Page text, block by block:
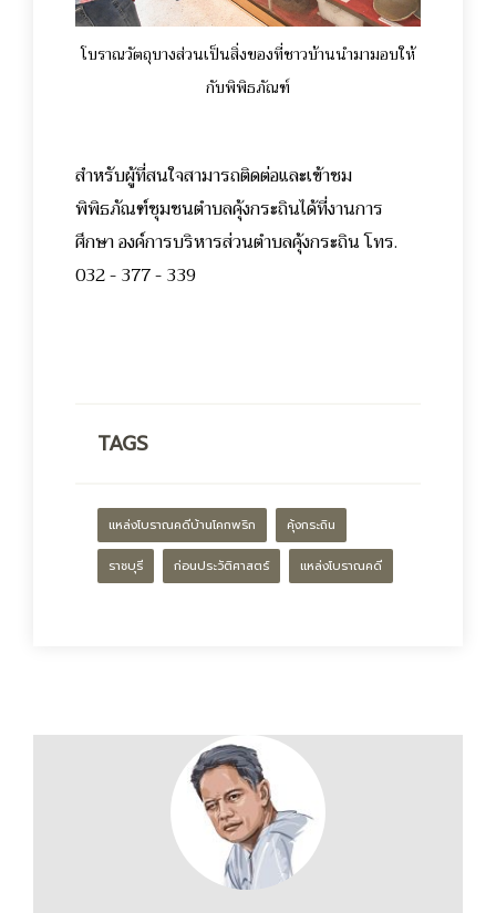
โบราณวัตถุบางส่วนเป็นสิ่งของที่ชาวบ้านนำมามอบให้
กับพิพิธภัณฑ์
สำหรับผู้ที่สนใจสามารถติดต่อและเข้าชม
พิพิธภัณฑ์ชุมชนตำบลคุ้งกระถินได้ที่งานการ
ศึกษา องค์การบริหารส่วนตำบลคุ้งกระถิน โทร.
032 - 377 - 339
TAGS
แหล่งโบราณคดีบ้านโคกพริก คุ้งกระถิน
ราชบุรี ก่อนประวัติศาสตร์ แหล่งโบราณคดี